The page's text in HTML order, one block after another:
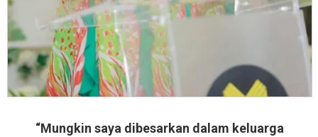
“Mungkin saya dibesarkan dalam keluarga